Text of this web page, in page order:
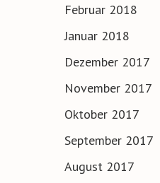
Februar 2018
Januar 2018
Dezember 2017
November 2017
Oktober 2017
September 2017
August 2017